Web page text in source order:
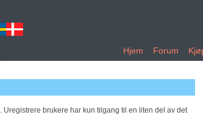
Hjem Forum
brukere har kun tilgang til en liten del av det